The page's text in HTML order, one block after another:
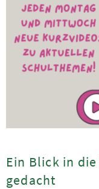
Ein Blick in
gedacht